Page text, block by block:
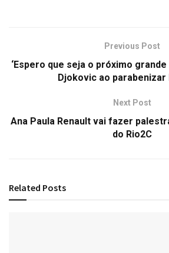
Previous Post
‘Espero que seja o próximo
Djokovic ao parabenizar
Next Post
Ana Paula Renault vai fazer
do Rio2C
Related Posts